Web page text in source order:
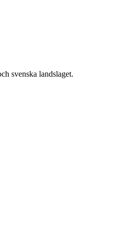
svenska landslaget.